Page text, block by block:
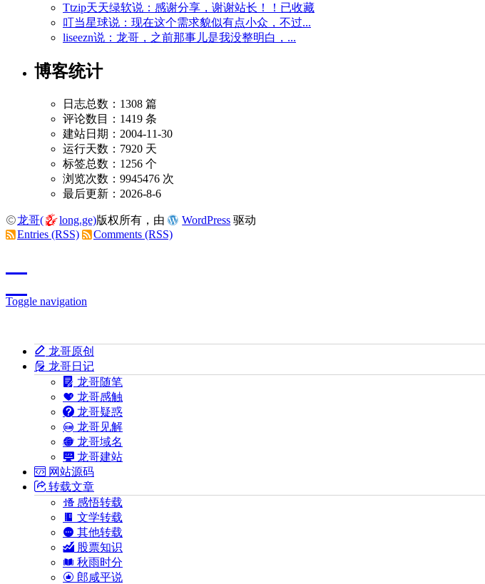
Ttzip天天绿软说：感谢分享，谢谢站长！！已收藏
叮当星球说：现在这个需求貌似有点小众，不过...
liseezn说：龙哥，之前那事儿是我没整明白，...
博客统计
日志总数：1308 篇
评论数目：1419 条
建站日期：2004-11-30
运行天数：7920 天
标签总数：1256 个
浏览次数：9945476 次
最后更新：2026-8-6
龙哥( long.ge)版权所有，由 WordPress 驱动
Entries (RSS)
Comments (RSS)
Toggle navigation
龙哥原创
龙哥日记
龙哥随笔
龙哥感触
龙哥疑惑
龙哥见解
龙哥域名
龙哥建站
网站源码
转载文章
感悟转载
文学转载
其他转载
股票知识
秋雨时分
郎咸平说